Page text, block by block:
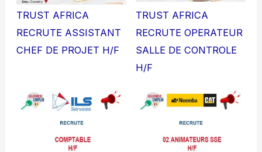
TRUST AFRICA
RECRUTE ASSISTANT
CHEF DE PROJET H/F
TRUST AFRICA
RECRUTE OPERATEUR
SALLE DE CONTROLE
H/F